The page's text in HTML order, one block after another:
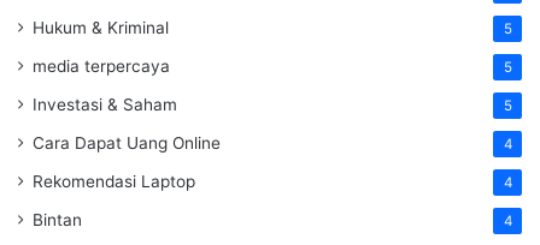
Hukum & Kriminal 5
media terpercaya 5
Investasi & Saham 5
Cara Dapat Uang Online 4
Rekomendasi Laptop 4
Bintan 4